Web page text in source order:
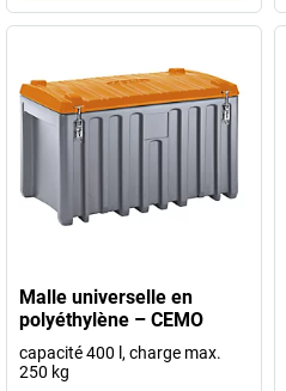
Malle universelle en
polyéthylène – CEMO
capacité 400 l, charge max.
250 kg